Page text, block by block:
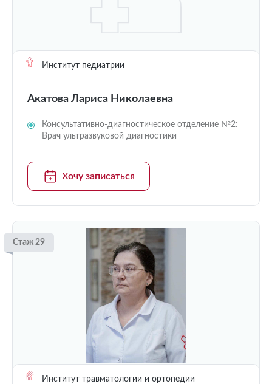
Институт педиатрии
Акатова Лариса Николаевна
Консультативно-диагностическое отделение №2:
Врач ультразвуковой диагностики
Хочу записаться
Стаж 29
Институт травматологии и ортопедии